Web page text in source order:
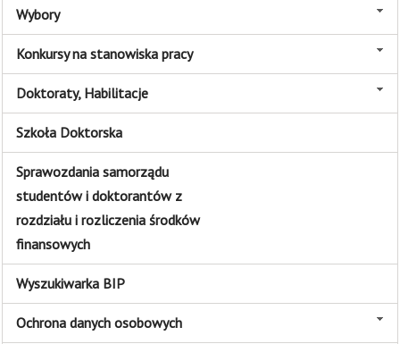
Wybory
Konkursy na stanowiska pracy
Doktoraty, Habilitacje
Szkoła Doktorska
Sprawozdania samorządu
studentów i doktorantów z
rozdziału i rozliczenia środków
finansowych
Wyszukiwarka BIP
Ochrona danych osobowych